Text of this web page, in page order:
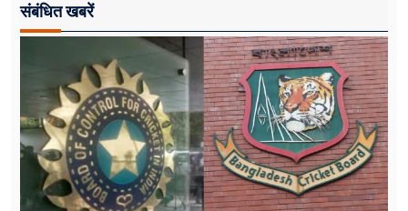
संबंधित खबरें